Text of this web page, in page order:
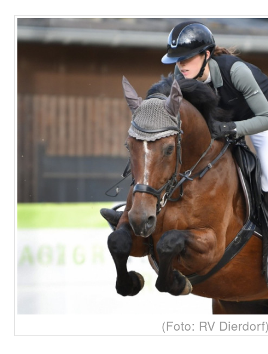
(Foto: RV